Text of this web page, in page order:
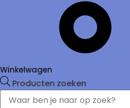
Winkelwagen
Producten zoeken